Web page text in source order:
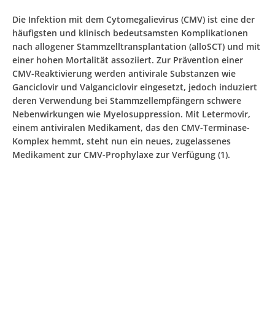
Die Infektion mit dem Cytomegalievirus (CMV) ist eine der
häufigsten und klinisch bedeutsamsten Komplikationen
nach allogener Stammzelltransplantation (alloSCT) und mit
einer hohen Mortalität assoziiert. Zur Prävention einer
CMV-Reaktivierung werden antivirale Substanzen wie
Ganciclovir und Valganciclovir eingesetzt, jedoch induziert
deren Verwendung bei Stammzellempfängern schwere
Nebenwirkungen wie Myelosuppression. Mit Letermovir,
einem antiviralen Medikament, das den CMV-Terminase-
Komplex hemmt, steht nun ein neues, zugelassenes
Medikament zur CMV-Prophylaxe zur Verfügung (1).